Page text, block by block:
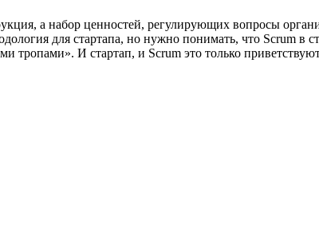
а набор ценностей, регулирующих вопросы
для стартапа, но нужно понимать, что Scrum в
тропами». И стартап, и Scrum это только